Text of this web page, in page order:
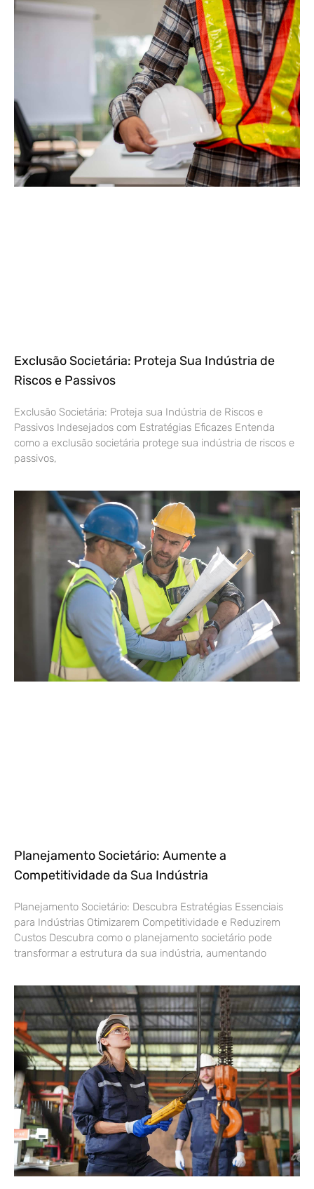
Exclusão Societária: Proteja Sua Indústria de
Riscos e Passivos
Exclusão Societária: Proteja sua Indústria de Riscos e
Passivos Indesejados com Estratégias Eficazes Entenda
como a exclusão societária protege sua indústria de riscos e
passivos,
Planejamento Societário: Aumente a
Competitividade da Sua Indústria
Planejamento Societário: Descubra Estratégias Essenciais
para Indústrias Otimizarem Competitividade e Reduzirem
Custos Descubra como o planejamento societário pode
transformar a estrutura da sua indústria, aumentando